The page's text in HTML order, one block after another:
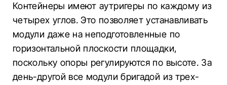
Контейнеры имеют аутригеры по каждому из
четырех углов. Это позволяет устанавливать
модули даже на неподготовленные по
горизонтальной плоскости площадки,
поскольку опоры регулируются по высоте. За
день-другой все модули бригадой из трех-